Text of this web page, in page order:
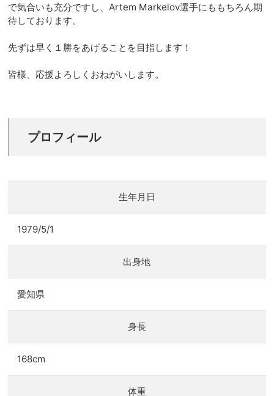
で気合いも充分ですし、Artem Markelov選手にももちろん期
待しております。
先ずは早く１勝をあげることを目指します！
皆様、応援よろしくおねがいします。
プロフィール
生年月日
1979/5/1
出身地
愛知県
身長
168cm
体重